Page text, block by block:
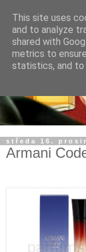
středa 16.
Armani
This site uses
and to analyze
shared with
metrics to
statistics, and to